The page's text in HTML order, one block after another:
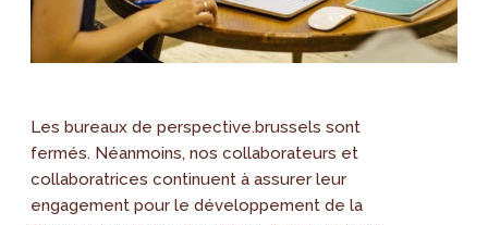
Les bureaux de perspective.brussels sont
fermés. Néanmoins, nos collaborateurs et
collaboratrices continuent à assurer leur
engagement pour le développement de la